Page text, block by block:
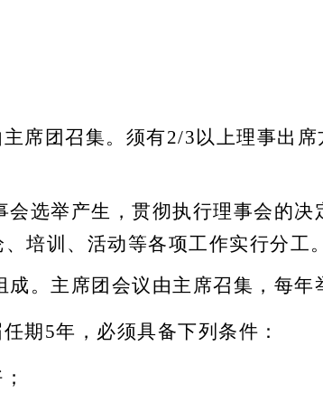
席团召集。须有2/3以上理事出席
选举产生，贯彻执行理事会的决
培训、活动等各项工作实行分工。
成。主席团会议由主席召集，每年
期 5年，必须具备下列条件：